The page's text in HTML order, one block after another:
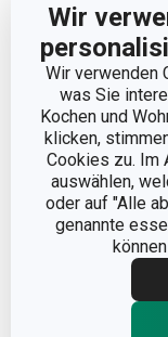
Wir
Wir verwenden
was Sie
Kochen und
klicken,
Cookies zu. Im
auswählen,
oder auf "Alle
genannte
Backform Kuchen